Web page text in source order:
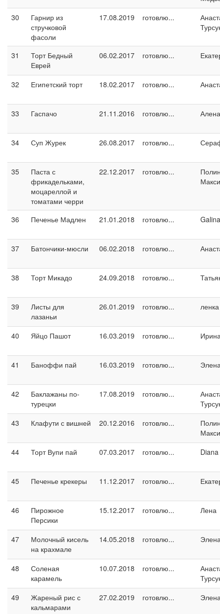
30
Гарнир из
стручковой
фасоли
17.08.2019 готовлю...
31
Торт Бедный
Еврей
06.02.2017 готовлю...
32 Египетский торт 18.02.2017 готовлю...
33 Гаспачо 21.11.2016 готовлю... Алена
34 Суп Журек 26.08.2017 готовлю...
35
Паста с
фрикадельками,
моцареллой и
томатами черри
22.12.2017 готовлю...
36 Печенье Мадлен 21.01.2018 готовлю...
37 Батончики-мюсли 06.02.2018 готовлю...
38 Торт Микадо 24.09.2018 готовлю...
39
Листы для
лазаньи
26.01.2019 готовлю...
40 Яйцо Пашот 16.03.2019 готовлю...
41 Баноффи пай 16.03.2019 готовлю...
42
Баклажаны по-
турецки
17.08.2019 готовлю...
43
Клафути с вишней 20.12.2016 готовлю...
44
Торт Вупи пай 07.03.2017 готовлю... Diana
45 Печенье крекеры 11.12.2017 готовлю...
46
Пирожное
Персики
15.12.2017 готовлю... Лена
47
Молочный кисель
на крахмале
14.05.2018 готовлю...
48
Соленая
карамель
10.07.2018 готовлю...
49
Жареный рис с
кальмарами
27.02.2019 готовлю...